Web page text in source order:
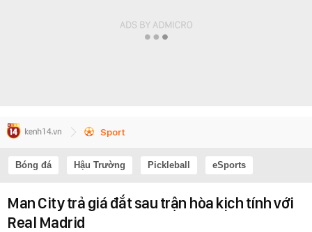
Sport
Bóng đá Hậu Trường Pickleball eSports
Man City trả giá đắt sau trận hòa kịch tính với
Real Madrid